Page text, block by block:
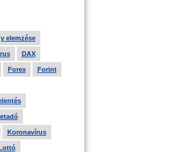
elemzése
DAX
Forex Forint
Koronavírus